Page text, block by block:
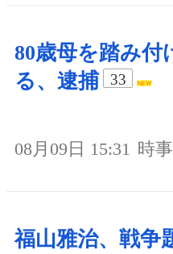
80歳母を踏み付
る、逮捕
33
08月09日 15:31 時
福山雅治、戦争